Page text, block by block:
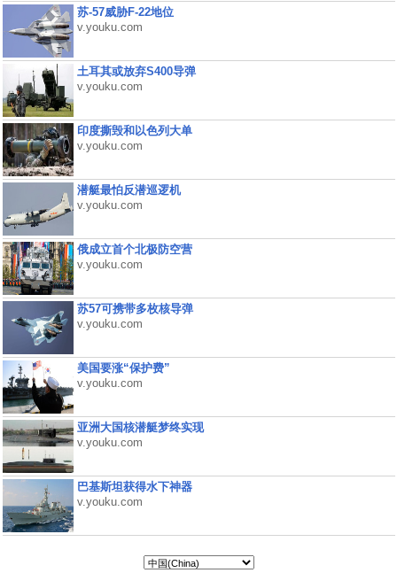
苏-57威胁F-22地位
v.youku.com
土耳其或放弃S400导弹
v.youku.com
印度撕毁和以色列大单
v.youku.com
潜艇最怕反潜巡逻机
v.youku.com
俄成立首个北极防空营
v.youku.com
苏57可携带多枚核导弹
v.youku.com
美国要涨“保护费”
v.youku.com
亚洲大国核潜艇梦终实现
v.youku.com
巴基斯坦获得水下神器
v.youku.com